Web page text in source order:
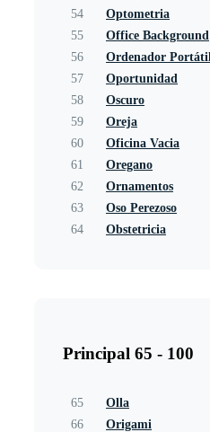
54
Optometria
55
Office Background
56
Ordenador Portátil
57
Oportunidad
58
Oscuro
59
Oreja
60
Oficina Vacia
61
Oregano
62
Ornamentos
63
Oso Perezoso
64
Obstetricia
Principal 65 - 100
65
Olla
66
Origami